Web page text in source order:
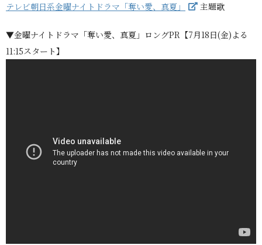
テレビ朝日系金曜ナイトドラマ「奪い愛、真夏」
主題歌
▼金曜ナイトドラマ「奪い愛、真夏」ロングPR【7月18日(金)よる
11:15スタート】